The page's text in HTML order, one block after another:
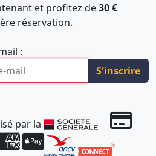
et profitez de30 €
réservation.
:
S'inscrire
par la